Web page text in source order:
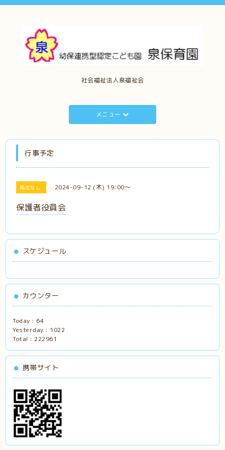
社会福祉法人泉福祉会
メニュー
行事予定
指定なし 2024-09-12 (木) 19:00～
保護者役員会
スケジュール
カウンター
Today : 64
Yesterday : 1022
Total :222961
携帯サイト